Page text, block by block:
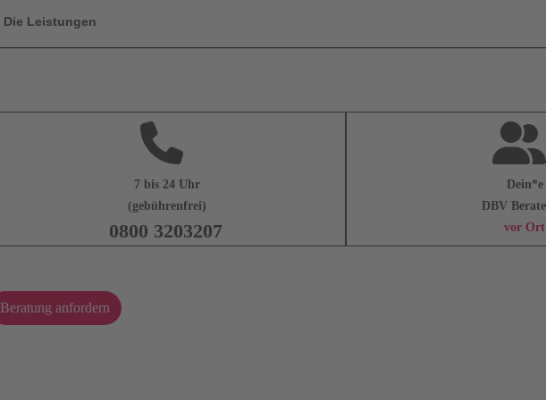
Die Leistungen
7 bis 24 Uhr
(gebührenfrei)
0800 3203207
Dein*e
DBV
vor Ort
Beratung anfordern